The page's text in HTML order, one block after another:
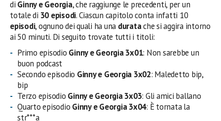
di Ginny e Georgia, che raggiunge le precedenti, per un
totale di 30 episodi. Ciascun capitolo conta infatti 10
episodi, ognuno dei quali ha una duratache si aggira intorno
ai 50 minuti. Di seguito trovate tutti i titoli:
Primo episodio Ginny e Georgia 3x01: Non sarebbe un
buon podcast
Secondo episodio Ginny e Georgia 3x02: Maledetto bip,
bip
Terzo episodio Ginny e Georgia 3x03: Gli amici ballano
Quarto episodio Ginny e Georgia 3x04: È tornata la
str***a